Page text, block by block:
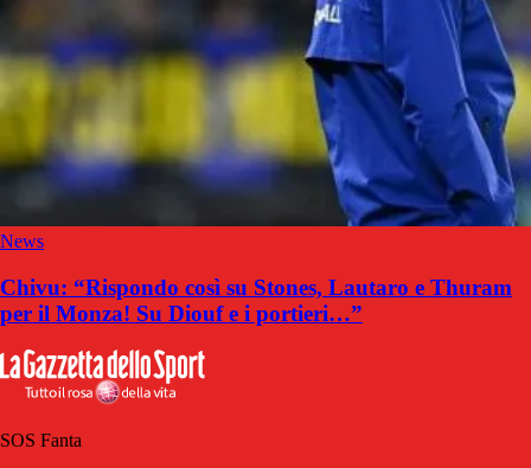
News
Chivu: “Rispondo così su Stones, Lautaro e Thuram
per il Monza! Su Diouf e i portieri…”
SOS Fanta